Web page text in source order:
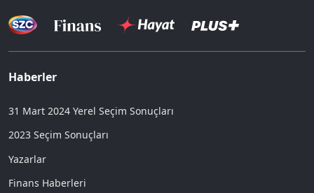
Haberler
31 Mart 2024 Yerel Seçim Sonuçları
2023 Seçim Sonuçları
Yazarlar
Finans Haberleri